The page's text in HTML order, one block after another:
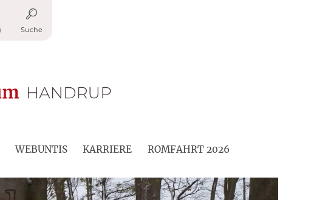
Suche
WEBUNTIS KARRIERE ROMFAHRT 2026